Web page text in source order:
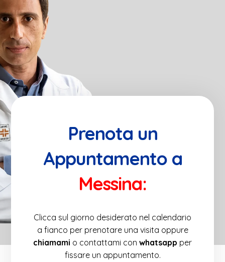
Prenota un
Appuntamento a
Messina:
Clicca sul giorno desiderato nel calendario
a fianco per prenotare una visita oppure
chiamami o contattami con whatsapp per
fissare un appuntamento.